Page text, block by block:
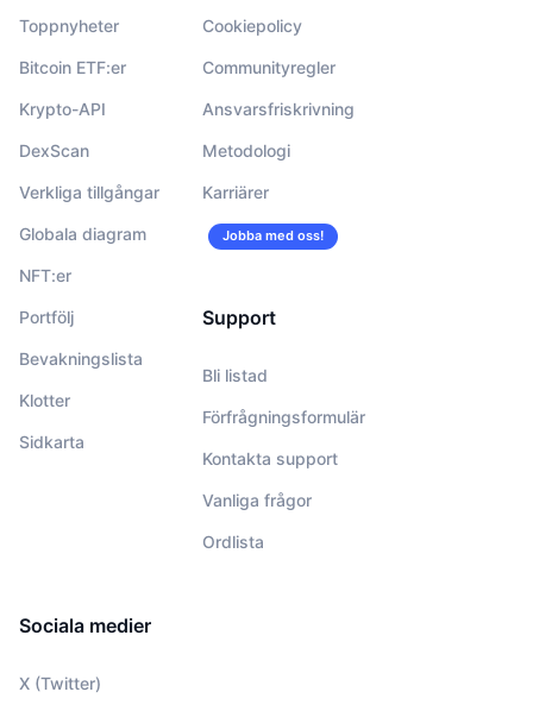
Toppnyheter
Bitcoin ETF:er
Krypto-API
DexScan
Verkliga tillgångar
Globala diagram
NFT:er
Portfölj
Bevakningslista
Klotter
Sidkarta
Cookiepolicy
Communityregler
Ansvarsfriskrivning
Metodologi
Karriärer
Jobba med oss!
Support
Bli listad
Förfrågningsformulär
Kontakta support
Vanliga frågor
Ordlista
Sociala medier
X (Twitter)